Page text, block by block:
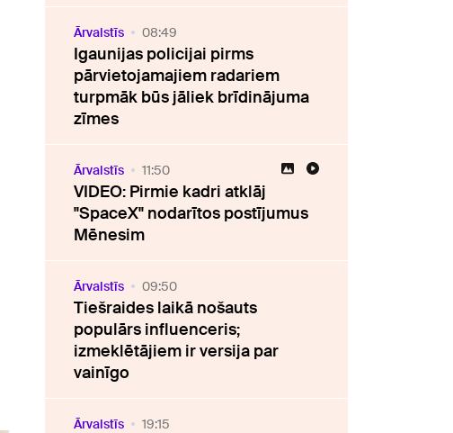
Ārvalstīs 08:49
Igaunijas policijai pirms
pārvietojamajiem radariem
turpmāk būs jāliek brīdinājuma
zīmes
Ārvalstīs 11:50
VIDEO: Pirmie kadri atklāj
"SpaceX" nodarītos postījumus
Mēnesim
Ārvalstīs 09:50
Tiešraides laikā nošauts
populārs influenceris;
izmeklētājiem ir versija par
vainīgo
Ārvalstīs 19:15